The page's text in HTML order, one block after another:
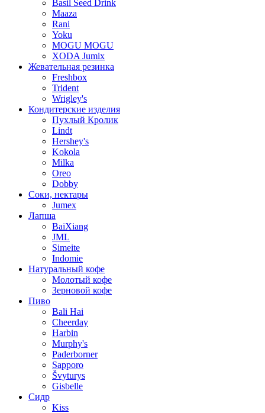
Basil Seed Drink
Maaza
Rani
Yoku
MOGU MOGU
XODA Jumix
Жевательная резинка
Freshbox
Trident
Wrigley's
Кондитерские изделия
Пухлый Кролик
Lindt
Hershey's
Kokola
Milka
Oreo
Dobby
Соки, нектары
Jumex
Лапша
BaiXiang
JML
Simeite
Indomie
Натуральный кофе
Молотый кофе
Зерновой кофе
Пиво
Bali Hai
Cheerday
Harbin
Murphy's
Paderborner
Sapporo
Švyturys
Gisbelle
Сидр
Kiss